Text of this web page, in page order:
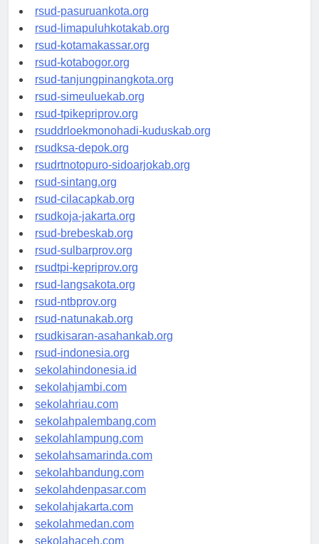
rsucnd-acehbaratkab.org
rsud-pasuruankota.org
rsud-limapuluhkotakab.org
rsud-kotamakassar.org
rsud-kotabogor.org
rsud-tanjungpinangkota.org
rsud-simeuluekab.org
rsud-tpikepriprov.org
rsuddrloekmonohadi-kuduskab.org
rsudksa-depok.org
rsudrtnotopuro-sidoarjokab.org
rsud-sintang.org
rsud-cilacapkab.org
rsudkoja-jakarta.org
rsud-brebeskab.org
rsud-sulbarprov.org
rsudtpi-kepriprov.org
rsud-langsakota.org
rsud-ntbprov.org
rsud-natunakab.org
rsudkisaran-asahankab.org
rsud-indonesia.org
sekolahindonesia.id
sekolahjambi.com
sekolahriau.com
sekolahpalembang.com
sekolahlampung.com
sekolahsamarinda.com
sekolahbandung.com
sekolahdenpasar.com
sekolahjakarta.com
sekolahmedan.com